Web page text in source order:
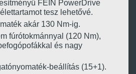
FEIN PowerDrive
tesz lehetővé.
akár 130 Nm-ig.
fúrótokmánnyal (120 Nm),
és nagy
beállítás (15+1).